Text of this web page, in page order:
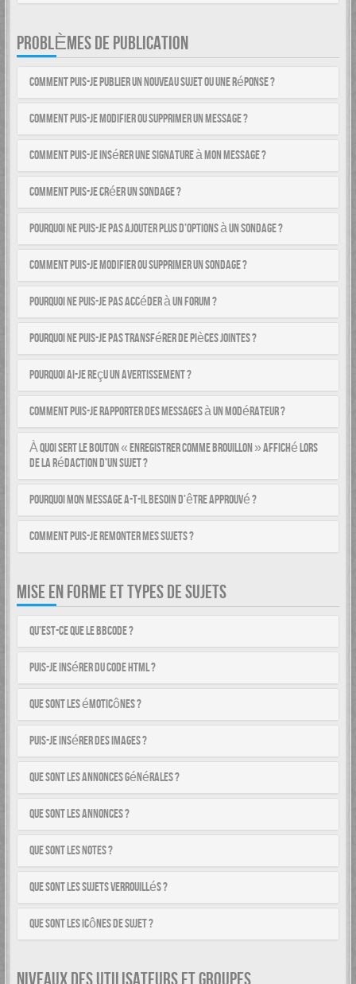
PROBLÈMES DE PUBLICATION
Comment puis-je publier un nouveau sujet ou une réponse ?
Comment puis-je modifier ou supprimer un message ?
Comment puis-je insérer une signature à mon message ?
Comment puis-je créer un sondage ?
Pourquoi ne puis-je pas ajouter plus d’options à un sondage ?
Comment puis-je modifier ou supprimer un sondage ?
Pourquoi ne puis-je pas accéder à un forum ?
Pourquoi ne puis-je pas transférer de pièces jointes ?
Pourquoi ai-je reçu un avertissement ?
Comment puis-je rapporter des messages à un modérateur ?
À quoi sert le bouton « Enregistrer comme brouillon » affiché lors
de la rédaction d’un sujet ?
Pourquoi mon message a-t-il besoin d’être approuvé ?
Comment puis-je remonter mes sujets ?
MISE EN FORME ET TYPES DE SUJETS
Qu’est-ce que le BBCode ?
Puis-je insérer du code HTML ?
Que sont les émoticônes ?
Puis-je insérer des images ?
Que sont les annonces générales ?
Que sont les annonces ?
Que sont les notes ?
Que sont les sujets verrouillés ?
Que sont les icônes de sujet ?